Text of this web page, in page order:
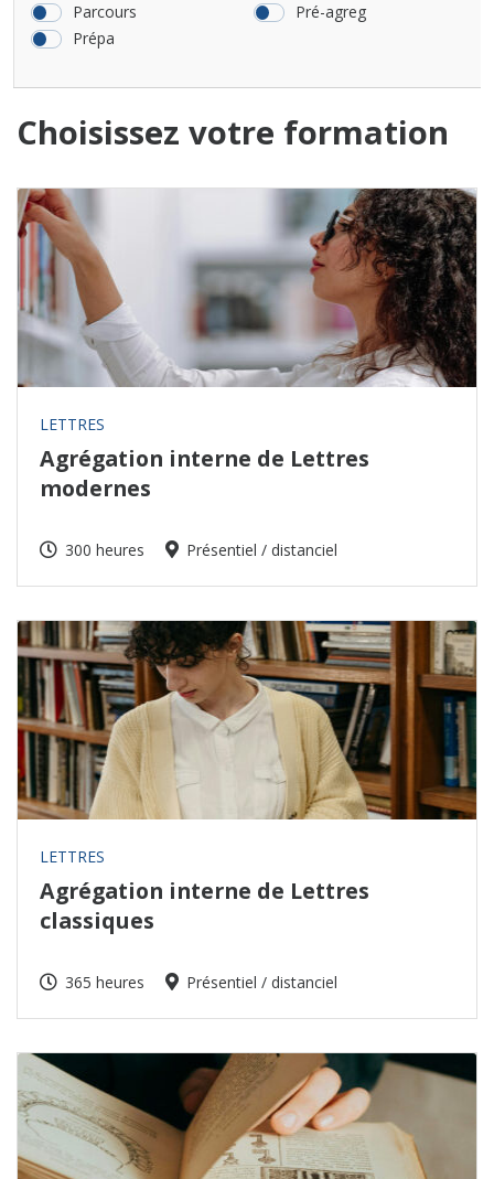
Parcours
Pré-agreg
Prépa
Choisissez votre formation
LETTRES
Agrégation interne de Lettres
modernes
300 heures Présentiel / distanciel
LETTRES
Agrégation interne de Lettres
classiques
365 heures Présentiel / distanciel